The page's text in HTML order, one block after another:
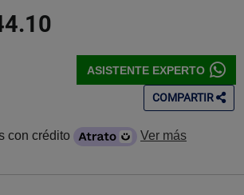
ASISTENTE EXPERTO
COMPARTIR
con crédito Ver más